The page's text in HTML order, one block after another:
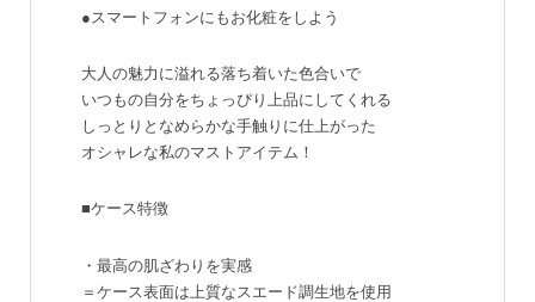
●スマートフォンにもお化粧をしよう
大人の魅力に溢れる落ち着いた色合いで
いつもの自分をちょっぴり上品にしてくれる
しっとりとなめらかな手触りに仕上がった
オシャレな私のマストアイテム！
■ケース特徴
・最高の肌ざわりを実感
＝ケース表面は上質なスエード調生地を使用